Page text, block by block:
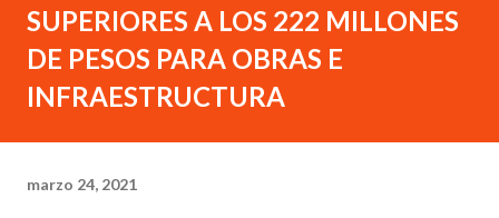
SUPERIORES A LOS 222 MILLONES
DE PESOS PARA OBRAS E
INFRAESTRUCTURA
marzo 24, 2021